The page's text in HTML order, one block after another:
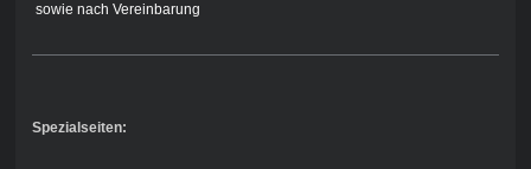
sowie nach Vereinbarung
Spezialseiten: